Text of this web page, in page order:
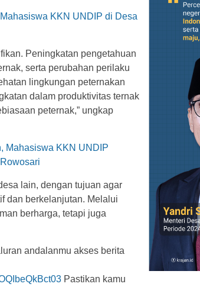
KKN UNDIP di Desa
Peningkatan pengetahuan
serta perubahan perilaku
lingkungan peternakan
dalam produktivitas ternak
peternak,” ungkap
Mahasiswa KKN UNDIP
lain, dengan tujuan agar
dan berkelanjutan. Melalui
berharga, tetapi juga
andalanmu akses berita
Pastikan kamu